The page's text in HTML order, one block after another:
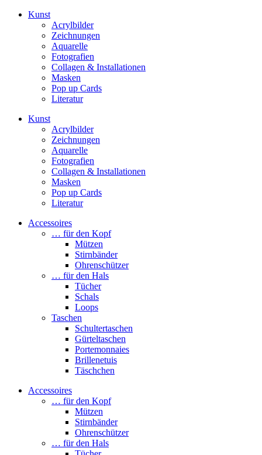
Kunst
Acrylbilder
Zeichnungen
Aquarelle
Fotografien
Collagen & Installationen
Masken
Pop up Cards
Literatur
Kunst
Acrylbilder
Zeichnungen
Aquarelle
Fotografien
Collagen & Installationen
Masken
Pop up Cards
Literatur
Accessoires
… für den Kopf
Mützen
Stirnbänder
Ohrenschützer
… für den Hals
Tücher
Schals
Loops
Taschen
Schultertaschen
Gürteltaschen
Portemonnaies
Brillenetuis
Täschchen
Accessoires
… für den Kopf
Mützen
Stirnbänder
Ohrenschützer
… für den Hals